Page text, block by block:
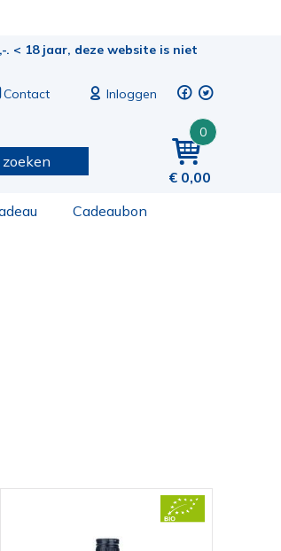
< 18 jaar, deze website is niet
Contact Inloggen
0
0,00
zoeken
Cadeaubon